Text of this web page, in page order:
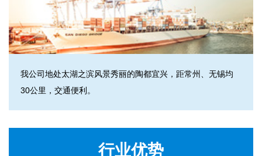
我公司地处太湖之滨风景秀丽的陶都宜兴，距常州、无锡均
30公里，交通便利。
行业优势